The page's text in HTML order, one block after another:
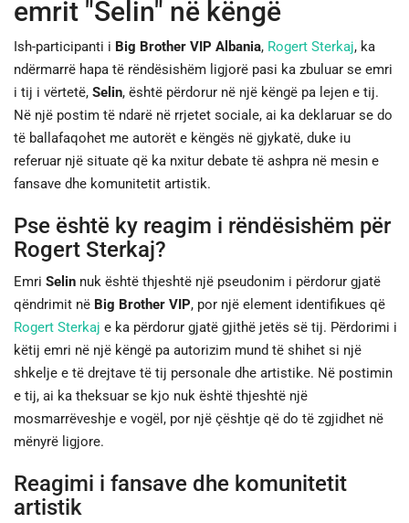
emrit "Selin" në këngë
Ish-participanti i Big Brother VIP Albania, Rogert Sterkaj, ka
ndërmarrë hapa të rëndësishëm ligjorë pasi ka zbuluar se emri
i tij i vërtetë, Selin, është përdorur në një këngë pa lejen e tij.
Në një postim të ndarë në rrjetet sociale, ai ka deklaruar se do
të ballafaqohet me autorët e këngës në gjykatë, duke iu
referuar një situate që ka nxitur debate të ashpra në mesin e
fansave dhe komunitetit artistik.
Pse është ky reagim i rëndësishëm për
Rogert Sterkaj?
Emri Selin nuk është thjeshtë një pseudonim i përdorur gjatë
qëndrimit në Big Brother VIP, por një element identifikues që
Rogert Sterkaj e ka përdorur gjatë gjithë jetës së tij. Përdorimi i
këtij emri në një këngë pa autorizim mund të shihet si një
shkelje e të drejtave të tij personale dhe artistike. Në postimin
e tij, ai ka theksuar se kjo nuk është thjeshtë një
mosmarrëveshje e vogël, por një çështje që do të zgjidhet në
mënyrë ligjore.
Reagimi i fansave dhe komunitetit
artistik